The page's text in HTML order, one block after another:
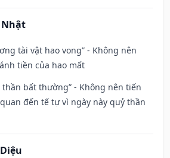
Nhật
tài vật hao vong” - Không nên
tiền của hao mất
thần bất thường” - Không nên tiến
đến tế tự vì ngày này quỷ thần